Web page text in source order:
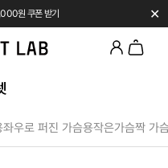
원 쿠폰 받기
셀러 50% OFF
✕
좌우로 퍼진 가슴용작은가슴짝 가